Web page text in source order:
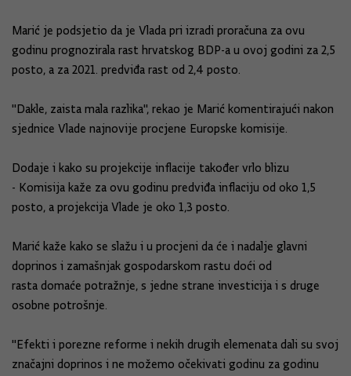
Marić je podsjetio da je Vlada pri izradi proračuna za ovu
godinu prognozirala rast hrvatskog BDP-a u ovoj godini za 2,5
posto, a za 2021. predviđa rast od 2,4 posto.
"Dakle, zaista mala razlika", rekao je Marić komentirajući nakon
sjednice Vlade najnovije procjene Europske komisije.
Dodaje i kako su projekcije inflacije također vrlo blizu
- Komisija kaže za ovu godinu predviđa inflaciju od oko 1,5
posto, a projekcija Vlade je oko 1,3 posto.
Marić kaže kako se slažu i u procjeni da će i nadalje glavni
doprinos i zamašnjak gospodarskom rastu doći od
rasta domaće potražnje, s jedne strane investicija i s druge
osobne potrošnje.
"Efekti i porezne reforme i nekih drugih elemenata dali su svoj
značajni doprinos i ne možemo očekivati godinu za godinu